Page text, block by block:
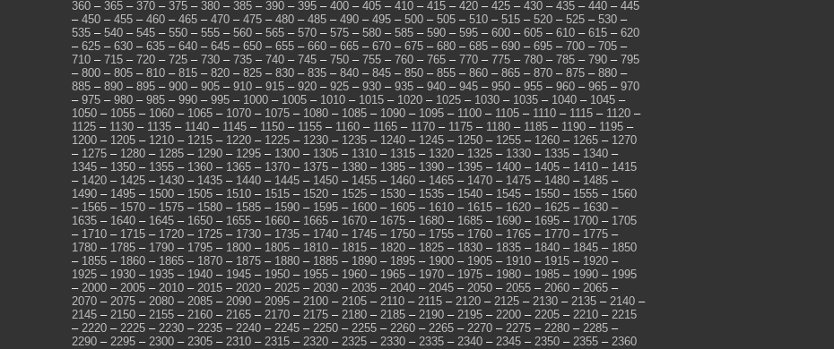
360 – 365 – 370 – 375 – 380 – 385 – 390 – 395 – 400 – 405 – 410 – 415 – 420 – 425 – 430 – 435 – 440 – 445
– 450 – 455 – 460 – 465 – 470 – 475 – 480 – 485 – 490 – 495 – 500 – 505 – 510 – 515 – 520 – 525 – 530 –
535 – 540 – 545 – 550 – 555 – 560 – 565 – 570 – 575 – 580 – 585 – 590 – 595 – 600 – 605 – 610 – 615 – 620
– 625 – 630 – 635 – 640 – 645 – 650 – 655 – 660 – 665 – 670 – 675 – 680 – 685 – 690 – 695 – 700 – 705 –
710 – 715 – 720 – 725 – 730 – 735 – 740 – 745 – 750 – 755 – 760 – 765 – 770 – 775 – 780 – 785 – 790 – 795
– 800 – 805 – 810 – 815 – 820 – 825 – 830 – 835 – 840 – 845 – 850 – 855 – 860 – 865 – 870 – 875 – 880 –
885 – 890 – 895 – 900 – 905 – 910 – 915 – 920 – 925 – 930 – 935 – 940 – 945 – 950 – 955 – 960 – 965 – 970
– 975 – 980 – 985 – 990 – 995 – 1000 – 1005 – 1010 – 1015 – 1020 – 1025 – 1030 – 1035 – 1040 – 1045 –
1050 – 1055 – 1060 – 1065 – 1070 – 1075 – 1080 – 1085 – 1090 – 1095 – 1100 – 1105 – 1110 – 1115 – 1120 –
1125 – 1130 – 1135 – 1140 – 1145 – 1150 – 1155 – 1160 – 1165 – 1170 – 1175 – 1180 – 1185 – 1190 – 1195 –
1200 – 1205 – 1210 – 1215 – 1220 – 1225 – 1230 – 1235 – 1240 – 1245 – 1250 – 1255 – 1260 – 1265 – 1270
– 1275 – 1280 – 1285 – 1290 – 1295 – 1300 – 1305 – 1310 – 1315 – 1320 – 1325 – 1330 – 1335 – 1340 –
1345 – 1350 – 1355 – 1360 – 1365 – 1370 – 1375 – 1380 – 1385 – 1390 – 1395 – 1400 – 1405 – 1410 – 1415
– 1420 – 1425 – 1430 – 1435 – 1440 – 1445 – 1450 – 1455 – 1460 – 1465 – 1470 – 1475 – 1480 – 1485 –
1490 – 1495 – 1500 – 1505 – 1510 – 1515 – 1520 – 1525 – 1530 – 1535 – 1540 – 1545 – 1550 – 1555 – 1560
– 1565 – 1570 – 1575 – 1580 – 1585 – 1590 – 1595 – 1600 – 1605 – 1610 – 1615 – 1620 – 1625 – 1630 –
1635 – 1640 – 1645 – 1650 – 1655 – 1660 – 1665 – 1670 – 1675 – 1680 – 1685 – 1690 – 1695 – 1700 – 1705
– 1710 – 1715 – 1720 – 1725 – 1730 – 1735 – 1740 – 1745 – 1750 – 1755 – 1760 – 1765 – 1770 – 1775 –
1780 – 1785 – 1790 – 1795 – 1800 – 1805 – 1810 – 1815 – 1820 – 1825 – 1830 – 1835 – 1840 – 1845 – 1850
– 1855 – 1860 – 1865 – 1870 – 1875 – 1880 – 1885 – 1890 – 1895 – 1900 – 1905 – 1910 – 1915 – 1920 –
1925 – 1930 – 1935 – 1940 – 1945 – 1950 – 1955 – 1960 – 1965 – 1970 – 1975 – 1980 – 1985 – 1990 – 1995
– 2000 – 2005 – 2010 – 2015 – 2020 – 2025 – 2030 – 2035 – 2040 – 2045 – 2050 – 2055 – 2060 – 2065 –
2070 – 2075 – 2080 – 2085 – 2090 – 2095 – 2100 – 2105 – 2110 – 2115 – 2120 – 2125 – 2130 – 2135 – 2140 –
2145 – 2150 – 2155 – 2160 – 2165 – 2170 – 2175 – 2180 – 2185 – 2190 – 2195 – 2200 – 2205 – 2210 – 2215
– 2220 – 2225 – 2230 – 2235 – 2240 – 2245 – 2250 – 2255 – 2260 – 2265 – 2270 – 2275 – 2280 – 2285 –
2290 – 2295 – 2300 – 2305 – 2310 – 2315 – 2320 – 2325 – 2330 – 2335 – 2340 – 2345 – 2350 – 2355 – 2360